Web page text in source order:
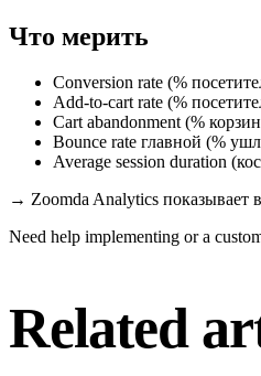
Что мерить
Conversion rate (%
Add-to-cart rate (%
Cart abandonment (%
Bounce rate главной (%
Average session duration
→ Zoomda Analytics показывает
Need help implementing or a
Related